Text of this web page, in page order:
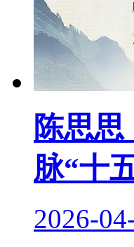
陈思
脉“十
2026-